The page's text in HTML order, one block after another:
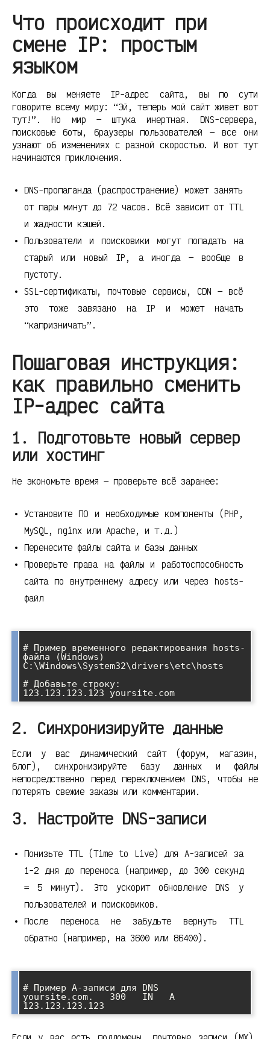
Что происходит при
смене IP: простым
языком
Когда вы меняете IP-адрес сайта, вы по сути
говорите всему миру: “Эй, теперь мой сайт живет вот
тут!”. Но мир — штука инертная. DNS-сервера,
поисковые боты, браузеры пользователей — все они
узнают об изменениях с разной скоростью. И вот тут
начинаются приключения.
DNS-пропаганда (распространение) может занять
от пары минут до 72 часов. Всё зависит от TTL
и жадности кэшей.
Пользователи и поисковики могут попадать на
старый или новый IP, а иногда — вообще в
пустоту.
SSL-сертификаты, почтовые сервисы, CDN — всё
это тоже завязано на IP и может начать
“капризничать”.
Пошаговая инструкция:
как правильно сменить
IP-адрес сайта
1. Подготовьте новый сервер
или хостинг
Не экономьте время — проверьте всё заранее:
Установите ПО и необходимые компоненты (PHP,
MySQL, nginx или Apache, и т.д.)
Перенесите файлы сайта и базы данных
Проверьте права на файлы и работоспособность
сайта по внутреннему адресу или через hosts-
файл
# Пример временного редактирования hosts-
файла (Windows)
C:\Windows\System32\drivers\etc\hosts
# Добавьте строку:
2. Синхронизируйте данные
Если у вас динамический сайт (форум, магазин,
блог), синхронизируйте базу данных и файлы
непосредственно перед переключением DNS, чтобы не
потерять свежие заказы или комментарии.
3. Настройте DNS-записи
Понизьте TTL (Time to Live) для A-записей за
1-2 дня до переноса (например, до 300 секунд
= 5 минут). Это ускорит обновление DNS у
пользователей и поисковиков.
После переноса не забудьте вернуть TTL
обратно (например, на 3600 или 86400).
# Пример A-записи для DNS
yoursite.com.   300   IN   A